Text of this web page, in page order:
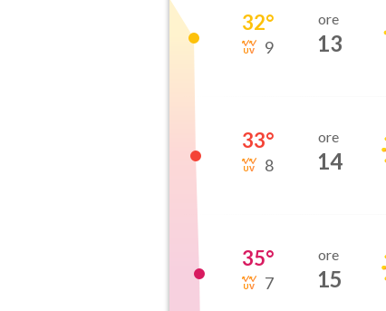
32°
9
ore
13
33°
8
ore
14
35°
7
ore
15